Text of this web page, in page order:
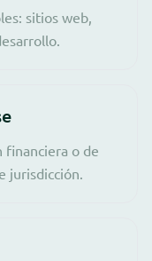
sitios web,
financiera o de
jurisdicción.